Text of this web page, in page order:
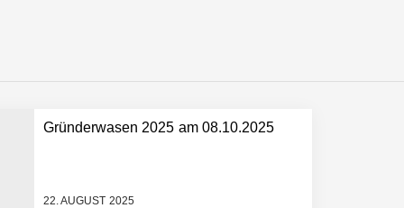
Gründerwasen 2025 am 08.10.2025
22. AUGUST 2025
Entwicklungsprozesse